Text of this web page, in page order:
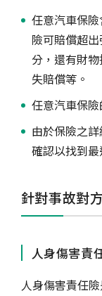
任意汽車保
險可賠償超
分，還有財
失賠償等。
任意汽車保
由於保險之
確認以找到最
針對事故對
人身傷害責
人身傷害責任